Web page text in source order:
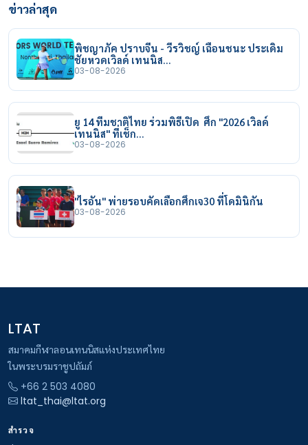
ข่าวล่าสุด
พิชญาภัค ปราบจีน - วีรวิชญ์ เฉือนชนะ ประเดิม
ชัยหวดเวิลด์ เทนนิส…
03-08-2026
ยู 14 ทีมชาติไทย ร่วมพิธีเปิด ศึก "2026 เวิลด์
เทนนิส" ที่เช็ก…
03-08-2026
"ไรอัน" พ่ายรอบคัดเลือกศึกเจ30 ที่โดมินิกัน
03-08-2026
LTAT
สมาคมกีฬาลอนเทนนิสแห่งประเทศไทย
ในพระบรมราชูปถัมภ์
+66 2 503 4080
ltat_thai@ltat.org
สำรวจ